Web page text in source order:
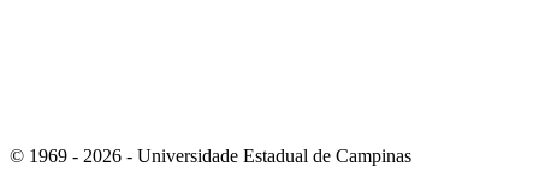
© 1969 - 2026 - Universidade Estadual de Campinas